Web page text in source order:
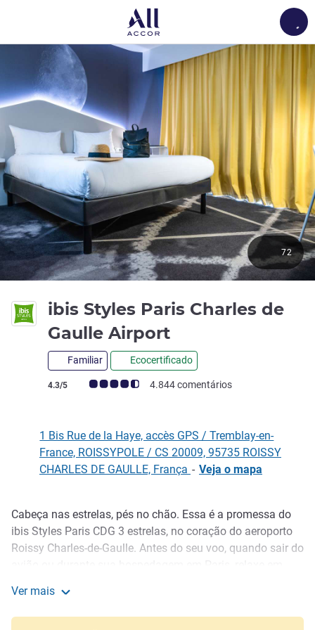
ibis Styles Paris Charles de
Gaulle Airport
Familiar Ecocertificado
Classificação clientes Avis (Classificação ALL)
4.3/5 4.844 comentários
72
1 Bis Rue de la Haye, accès GPS / Tremblay-en-
France, ROISSYPOLE / CS 20009, 95735 ROISSY
CHARLES DE GAULLE, França - Veja o mapa
Descrição
Cabeça nas estrelas, pés no chão. Essa é a promessa do
ibis Styles Paris CDG 3 estrelas, no coração do aeroporto
Roissy Charles-de-Gaulle. Antes do seu voo, quando sair do
uma ótima noite de sono em nossos quartos familiares
com decoração com temas espaciais. A 5 minutos do
Ver mais